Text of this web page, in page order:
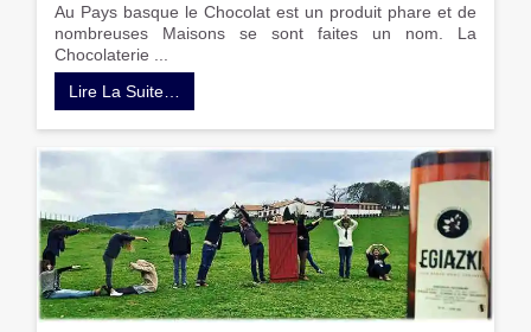
Au Pays basque le Chocolat est un produit phare et de
nombreuses Maisons se sont faites un nom. La
Chocolaterie ...
Lire La Suite…